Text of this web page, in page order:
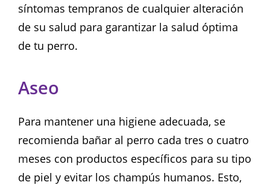
síntomas tempranos de cualquier alteración
de su salud para garantizar la salud óptima
de tu perro.
Aseo
Para mantener una higiene adecuada, se
recomienda bañar al perro cada tres o cuatro
meses con productos específicos para su tipo
de piel y evitar los champús humanos. Esto,